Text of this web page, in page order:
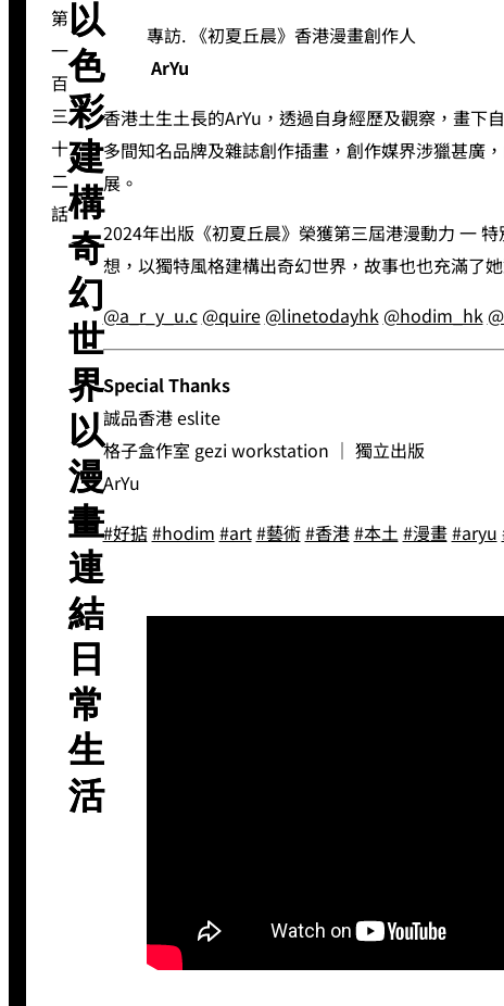
第
一
百
三
十
二
話
以
色
彩
建
構
奇
幻
世
界
以
漫
畫
連
結
日
常
生
活
專訪. 《初夏丘晨》香港漫畫創作人
ArYu
香港土生土長的ArYu，透過自身經歷及觀察，畫下
多間知名品牌及雜誌創作插畫，創作媒界涉獵甚廣
展。
2024年出版《初夏丘晨》榮獲第三屆港漫動力 一
想，以獨特風格建構出奇幻世界，故事也也充滿了
@a_r_y_u.c @quire @linetodayhk @hodim_hk
Special Thanks
誠品香港 eslite
格子盒作室 gezi workstation ｜ 獨立出版
ArYu
#好掂#hodim #art#藝術#香港#本土#漫畫#aryu